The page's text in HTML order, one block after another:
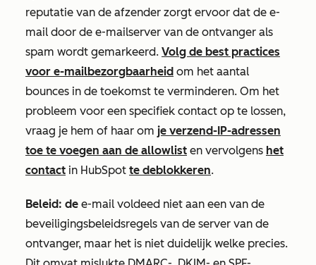
reputatie van de afzender zorgt ervoor dat de e-
mail door de e-mailserver van de ontvanger als
spam wordt gemarkeerd. Volg de best practices
voor e-mailbezorgbaarheid om het aantal
bounces in de toekomst te verminderen. Om het
probleem voor een specifiek contact op te lossen,
vraag je hem of haar om je verzend-IP-adressen
toe te voegen aan de allowlist en vervolgens het
contact in HubSpot te deblokkeren.
Beleid: de e-mail voldeed niet aan een van de
beveiligingsbeleidsregels van de server van de
ontvanger, maar het is niet duidelijk welke precies.